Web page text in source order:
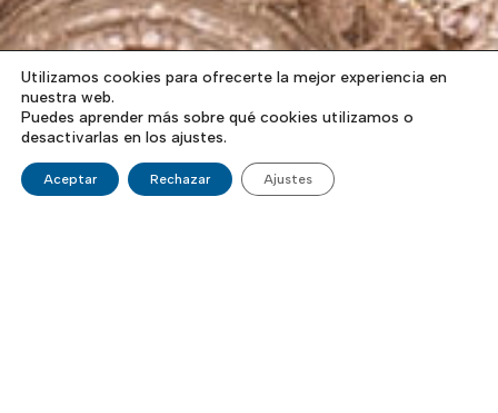
Utilizamos cookies para ofrecerte la mejor experiencia en
nuestra web.
Puedes aprender más sobre qué cookies utilizamos o
desactivarlas en los ajustes.
Aceptar Rechazar Ajustes